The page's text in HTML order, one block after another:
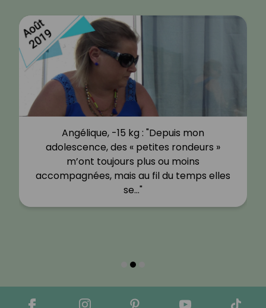
Angélique, -15 kg : "Depuis mon
adolescence, des « petites rondeurs »
m’ont toujours plus ou moins
accompagnées, mais au fil du temps elles
se…"